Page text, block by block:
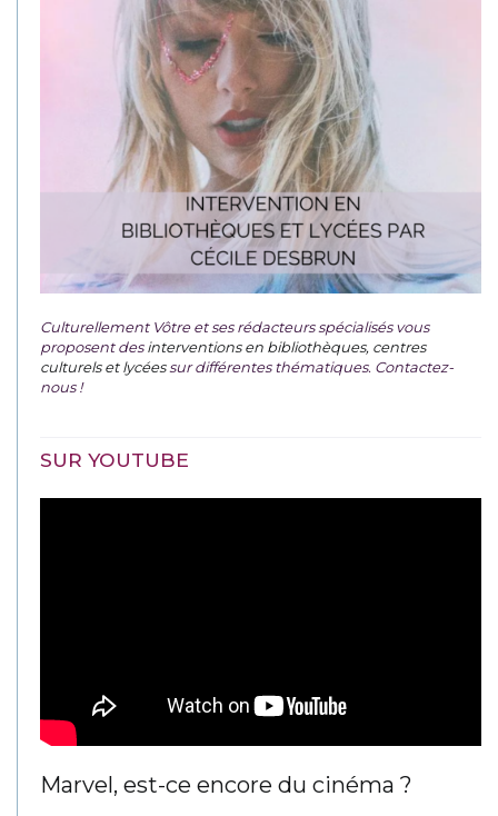
Culturellement Vôtre et ses rédacteurs spécialisés vous
proposent desinterventions en bibliothèques, centres
culturels et lycéessur différentes thématiques. Contactez-
nous !
SUR YOUTUBE
Marvel, est-ce encore du cinéma ?